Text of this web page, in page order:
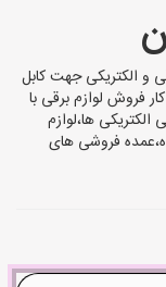
و الکتریکی جهت کابل
فروش لوازم برقی با
ها،لوازم
فروشی های